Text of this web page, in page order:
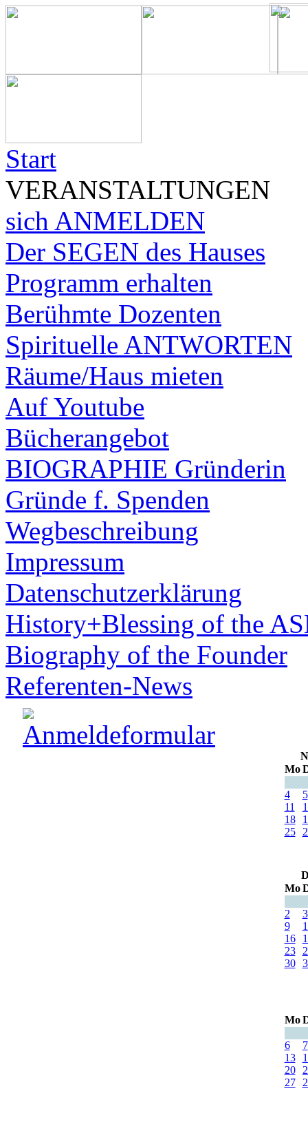
Start
VERANSTALTUNGEN
sich ANMELDEN
Der SEGEN des Hauses
Programm erhalten
Berühmte Dozenten
Spirituelle ANTWORTEN
Räume/Haus mieten
Auf Youtube
Bücherangebot
BIOGRAPHIE Gründerin
Gründe f. Spenden
Wegbeschreibung
Impressum
Datenschutzerklärung
History+Blessing of the
Biography of the Founder
Referenten-News
Mo
4
5
11
18
25
Mo
2
3
9
16
23
30
Mo
6
7
13
20
27